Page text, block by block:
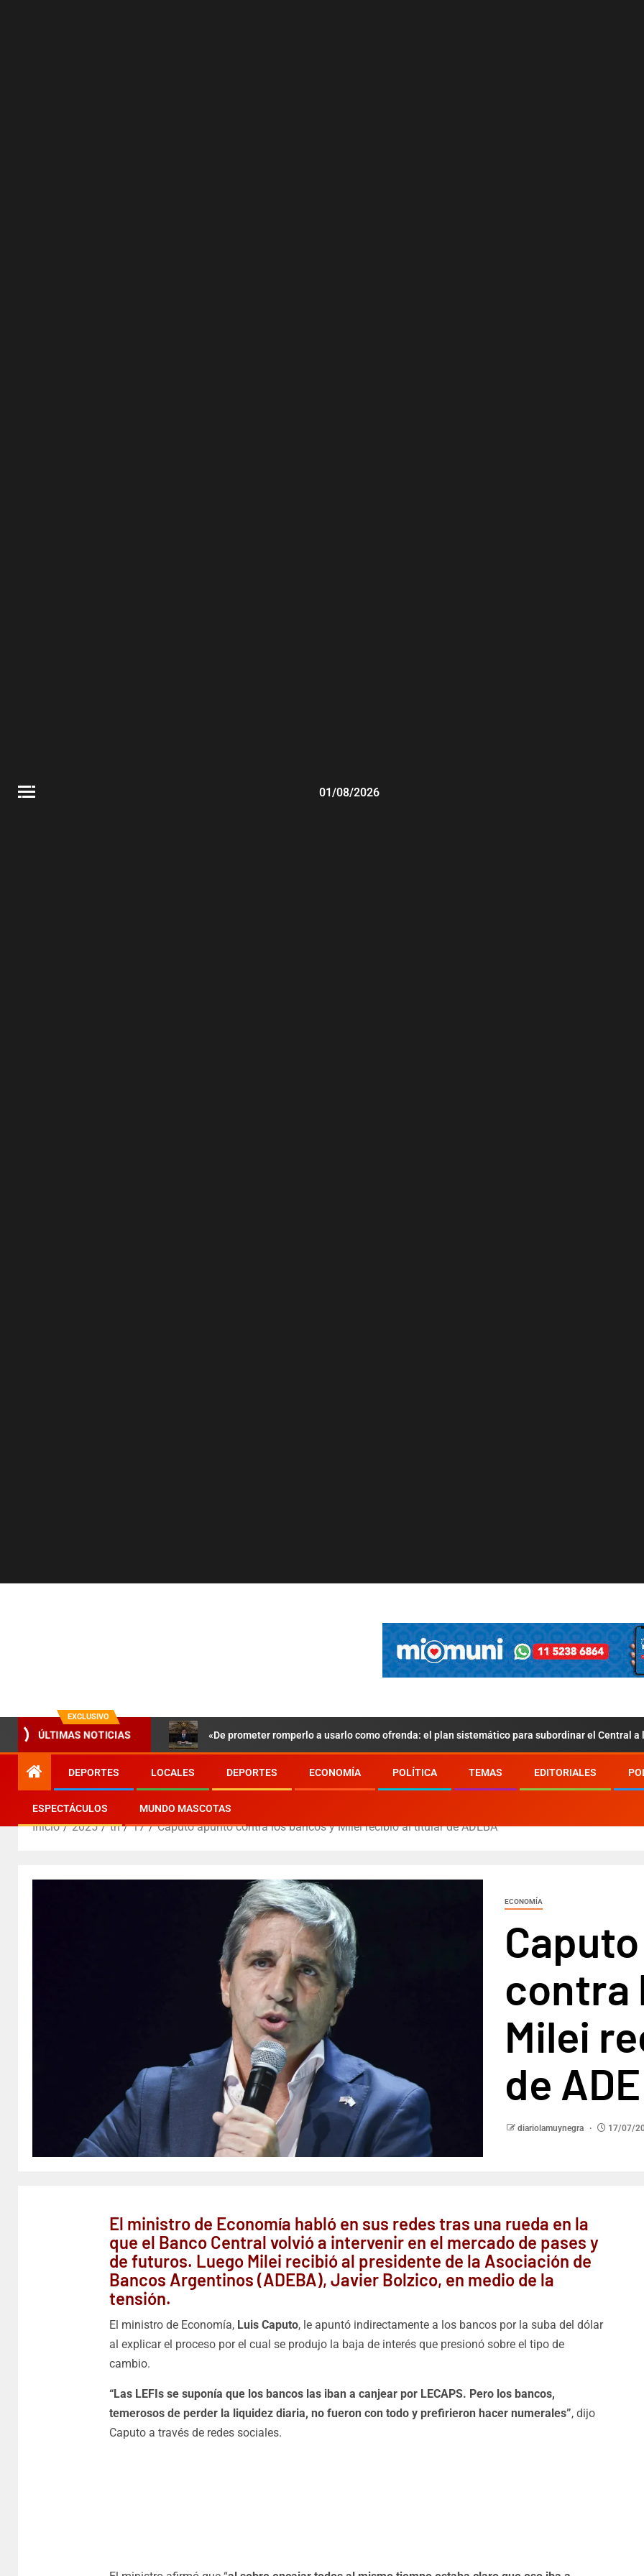
01/08/2026
EXCLUSIVO
ÚLTIMAS NOTICIAS «De prometer romperlo a usarlo como ofrenda: el plan sistemático para subordinar el Central a
DEPORTES LOCALES DEPORTES ECONOMÍA POLÍTICA TEMAS EDITORIALES
ESPECTÁCULOS MUNDO MASCOTAS
Inicio 2025 th 17 Caputo apuntó contra los bancos y Milei recibió al titular de ADEBA
ECONOMÍA
contra
Milei
de
diariolamuynegra 17/07/
El ministro de Economía habló en sus redes tras una rueda en la
que el Banco Central volvió a intervenir en el mercado de pases y
de futuros. Luego Milei recibió al presidente de la Asociación de
Bancos Argentinos (ADEBA), Javier Bolzico, en medio de la
tensión.
El ministro de Economía, Luis Caputo, le apuntó indirectamente a los bancos por la suba del dólar
al explicar el proceso por el cual se produjo la baja de interés que presionó sobre el tipo de
cambio.
“Las LEFIs se suponía que los bancos las iban a canjear por LECAPS. Pero los bancos,
temerosos de perder la liquidez diaria, no fueron con todo y prefirieron hacer numerales”, dijo
Caputo a través de redes sociales.